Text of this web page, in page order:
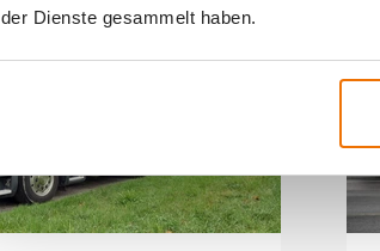
der Dienste gesammelt haben.